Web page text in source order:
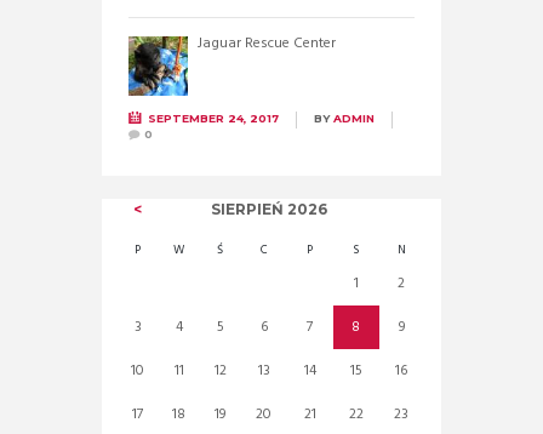
Jaguar Rescue Center
SEPTEMBER 24, 2017 BYADMIN
0
SIERPIEŃ 2026
P W Ś C P S N
1
2
3
4 5 6 7 8
9
10
11 12 13 14 15
16
17
18 19 20 21 22
23